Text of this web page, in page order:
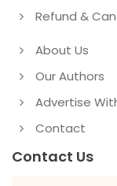
Refund &
About Us
Our Authors
Advertise
Contact
Contact Us